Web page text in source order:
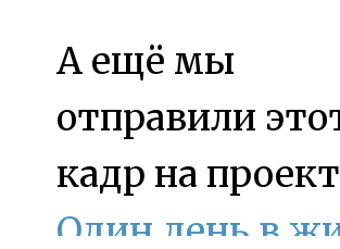
А ещё мы
отправили
кадр на проект
Один день в